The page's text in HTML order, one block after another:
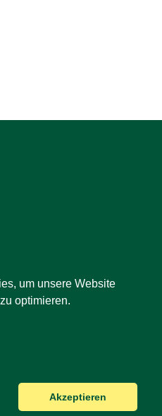
um unsere Website
optimieren.
Akzeptieren